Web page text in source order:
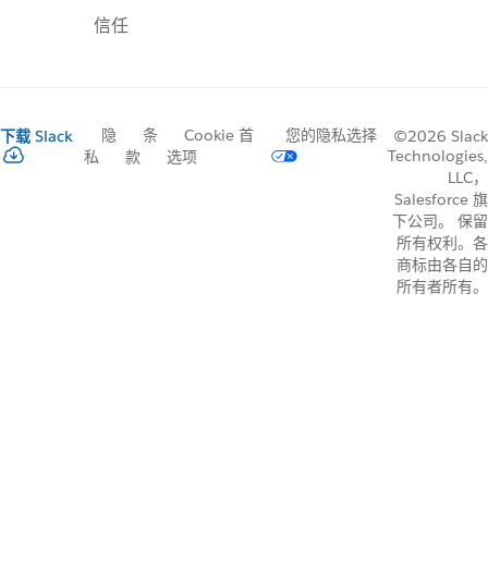
信任
下载 Slack
隐
私
条
款
Cookie 首
选项
您的隐私选择
©2026 Slack
Technologies,
LLC，
Salesforce 旗
下公司。 保留
所有权利。各
商标由各自的
所有者所有。